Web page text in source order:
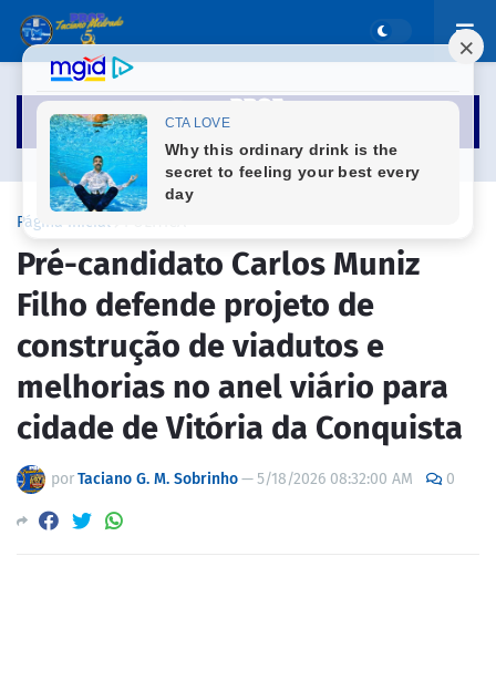
Página inicial
Pré-candidato Carlos Muniz
Filho defende projeto de
construção de viadutos e
melhorias no anel viário para
cidade de Vitória da Conquista
porTaciano G. M. Sobrinho—5/18/2026 08:32:00 AM 0